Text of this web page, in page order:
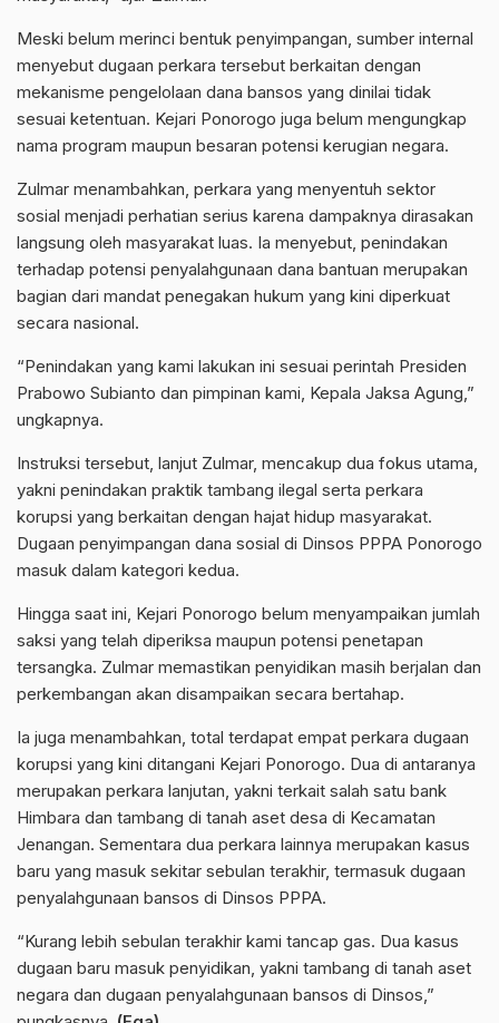
Meski belum merinci bentuk penyimpangan, sumber internal
menyebut dugaan perkara tersebut berkaitan dengan
mekanisme pengelolaan dana bansos yang dinilai tidak
sesuai ketentuan. Kejari Ponorogo juga belum mengungkap
nama program maupun besaran potensi kerugian negara.
Zulmar menambahkan, perkara yang menyentuh sektor
sosial menjadi perhatian serius karena dampaknya dirasakan
langsung oleh masyarakat luas. Ia menyebut, penindakan
terhadap potensi penyalahgunaan dana bantuan merupakan
bagian dari mandat penegakan hukum yang kini diperkuat
secara nasional.
“Penindakan yang kami lakukan ini sesuai perintah Presiden
Prabowo Subianto dan pimpinan kami, Kepala Jaksa Agung,”
ungkapnya.
Instruksi tersebut, lanjut Zulmar, mencakup dua fokus utama,
yakni penindakan praktik tambang ilegal serta perkara
korupsi yang berkaitan dengan hajat hidup masyarakat.
Dugaan penyimpangan dana sosial di Dinsos PPPA Ponorogo
masuk dalam kategori kedua.
Hingga saat ini, Kejari Ponorogo belum menyampaikan jumlah
saksi yang telah diperiksa maupun potensi penetapan
tersangka. Zulmar memastikan penyidikan masih berjalan dan
perkembangan akan disampaikan secara bertahap.
Ia juga menambahkan, total terdapat empat perkara dugaan
korupsi yang kini ditangani Kejari Ponorogo. Dua di antaranya
merupakan perkara lanjutan, yakni terkait salah satu bank
Himbara dan tambang di tanah aset desa di Kecamatan
Jenangan. Sementara dua perkara lainnya merupakan kasus
baru yang masuk sekitar sebulan terakhir, termasuk dugaan
penyalahgunaan bansos di Dinsos PPPA.
“Kurang lebih sebulan terakhir kami tancap gas. Dua kasus
dugaan baru masuk penyidikan, yakni tambang di tanah aset
negara dan dugaan penyalahgunaan bansos di Dinsos,”